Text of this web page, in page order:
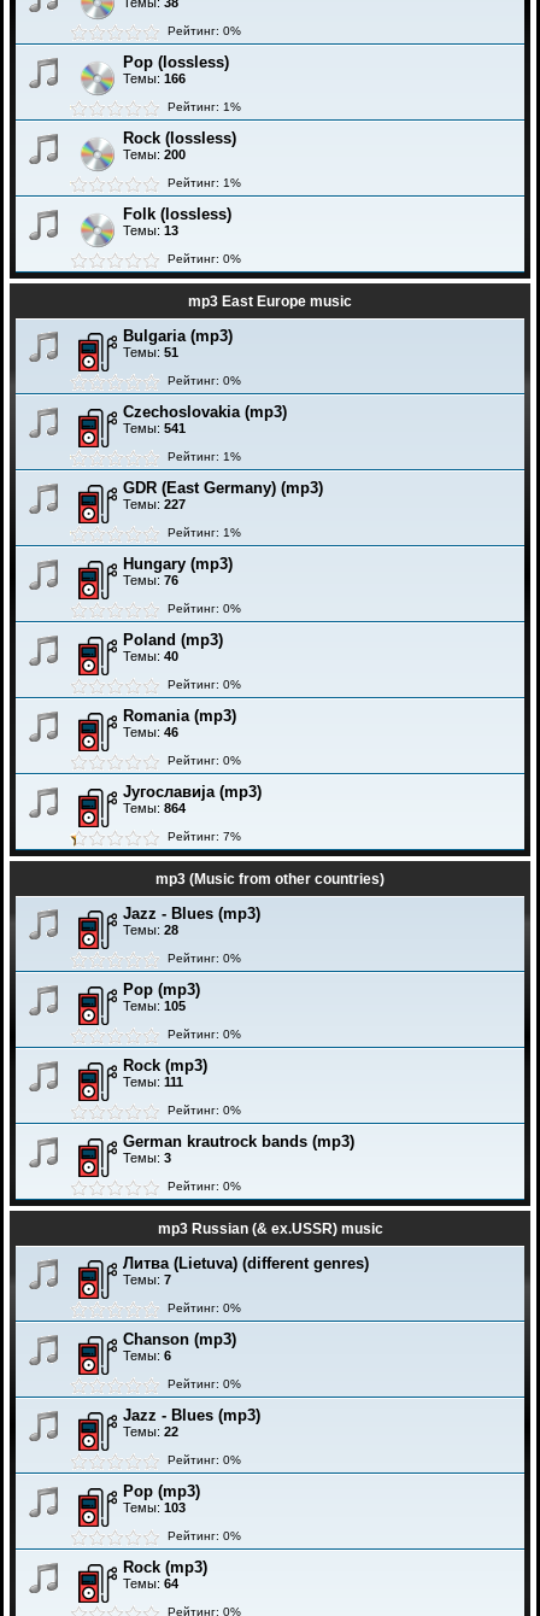
Рейтинг: 0%
Pop (lossless)
Темы: 166
Рейтинг: 1%
Rock (lossless)
Темы: 200
Рейтинг: 1%
Folk (lossless)
Темы: 13
Рейтинг: 0%
mp3 East Europe music
Bulgaria (mp3)
Темы: 51
Рейтинг: 0%
Czechoslovakia (mp3)
Темы: 541
Рейтинг: 1%
GDR (East Germany) (mp3)
Темы: 227
Рейтинг: 1%
Hungary (mp3)
Темы: 76
Рейтинг: 0%
Poland (mp3)
Темы: 40
Рейтинг: 0%
Romania (mp3)
Темы: 46
Рейтинг: 0%
Југославија (mp3)
Темы: 864
Рейтинг: 7%
mp3 (Music from other countries)
Jazz - Blues (mp3)
Темы: 28
Рейтинг: 0%
Pop (mp3)
Темы: 105
Рейтинг: 0%
Rock (mp3)
Темы: 111
Рейтинг: 0%
German krautrock bands (mp3)
Темы: 3
Рейтинг: 0%
mp3 Russian (& ex.USSR) music
Литва (Lietuva) (different genres)
Темы: 7
Рейтинг: 0%
Chanson (mp3)
Темы: 6
Рейтинг: 0%
Jazz - Blues (mp3)
Темы: 22
Рейтинг: 0%
Pop (mp3)
Темы: 103
Рейтинг: 0%
Rock (mp3)
Темы: 64
Рейтинг: 0%